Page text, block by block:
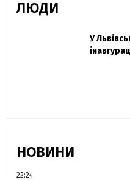
ЛЮДИ
Павло
«Час не
Захисник
У
НОВИНИ
22:24